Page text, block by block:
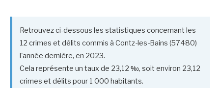
Retrouvez ci-dessous les statistiques concernant les
12 crimes et délits commis à Contz-les-Bains (57480)
l'année dernière, en 2023.
Cela représente un taux de 23,12 ‰, soit environ 23,12
crimes et délits pour 1 000 habitants.